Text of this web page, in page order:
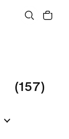
(157)